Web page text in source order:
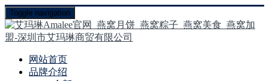
Toggle navigation
网站首页
品牌介绍